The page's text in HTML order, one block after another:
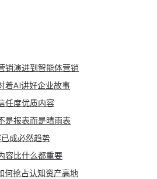
销演进到智能体营销
着AI讲好企业故事
任度优质内容
是报表而是晴雨表
成必然趋势
容比什么都重要
何抢占认知资产高地